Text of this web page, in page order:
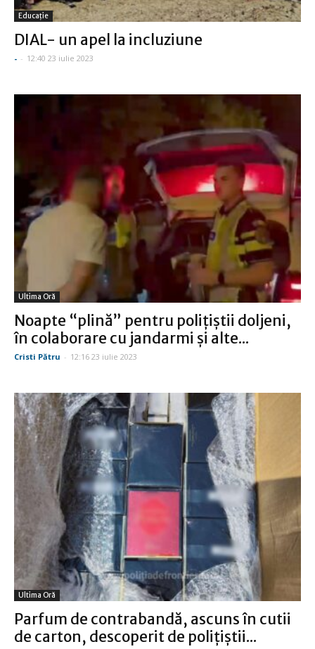
Educație
DIAL- un apel la incluziune
- - 12:40 23 iulie 2023
Ultima Oră
Noapte “plină” pentru poliţiştii doljeni,
în colaborare cu jandarmi şi alte...
Cristi Pătru - 12:16 23 iulie 2023
Ultima Oră
Parfum de contrabandă, ascuns în cutii
de carton, descoperit de poliţiştii...